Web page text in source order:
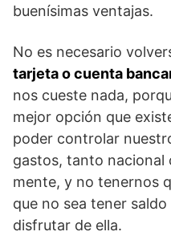
buenísimas ventajas.
No es necesario
tarjeta o cuenta
nos cueste nada,
mejor opción que
poder controlar
gastos, tanto nacional
mente, y no tenernos
que no sea tener
disfrutar de ella.